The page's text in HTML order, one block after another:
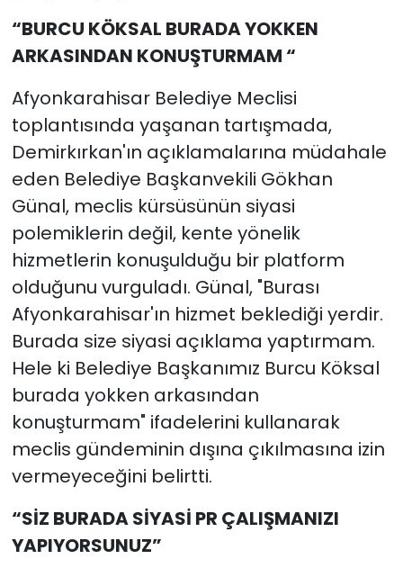
“BURCU KÖKSAL BURADA YOKKEN
ARKASINDAN KONUŞTURMAM “
Afyonkarahisar Belediye Meclisi
toplantısında yaşanan tartışmada,
Demirkırkan'ın açıklamalarına müdahale
eden Belediye Başkanvekili Gökhan
Günal, meclis kürsüsünün siyasi
polemiklerin değil, kente yönelik
hizmetlerin konuşulduğu bir platform
olduğunu vurguladı. Günal, "Burası
Afyonkarahisar'ın hizmet beklediği yerdir.
Burada size siyasi açıklama yaptırmam.
Hele ki Belediye Başkanımız Burcu Köksal
burada yokken arkasından
konuşturmam" ifadelerini kullanarak
meclis gündeminin dışına çıkılmasına izin
vermeyeceğini belirtti.
“SİZ BURADA SİYASİ PR ÇALIŞMANIZI
YAPIYORSUNUZ”